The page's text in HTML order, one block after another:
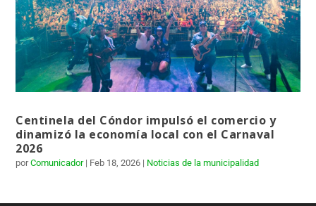
Centinela del Cóndor impulsó el comercio y
dinamizó la economía local con el Carnaval
2026
porComunicador| Feb 18, 2026 | Noticias de la municipalidad